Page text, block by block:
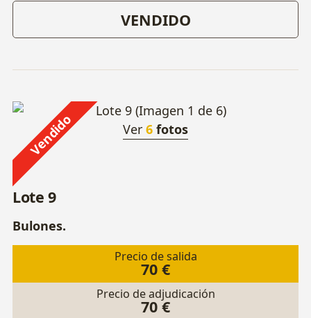
VENDIDO
Vendido Ver 6 fotos
Lote 9
Bulones.
Precio de salida
70 €
Precio de adjudicación
70 €